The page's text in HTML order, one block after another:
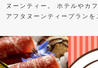
ヌーンティー。 ホテルやカ
アフタヌーンティープランを